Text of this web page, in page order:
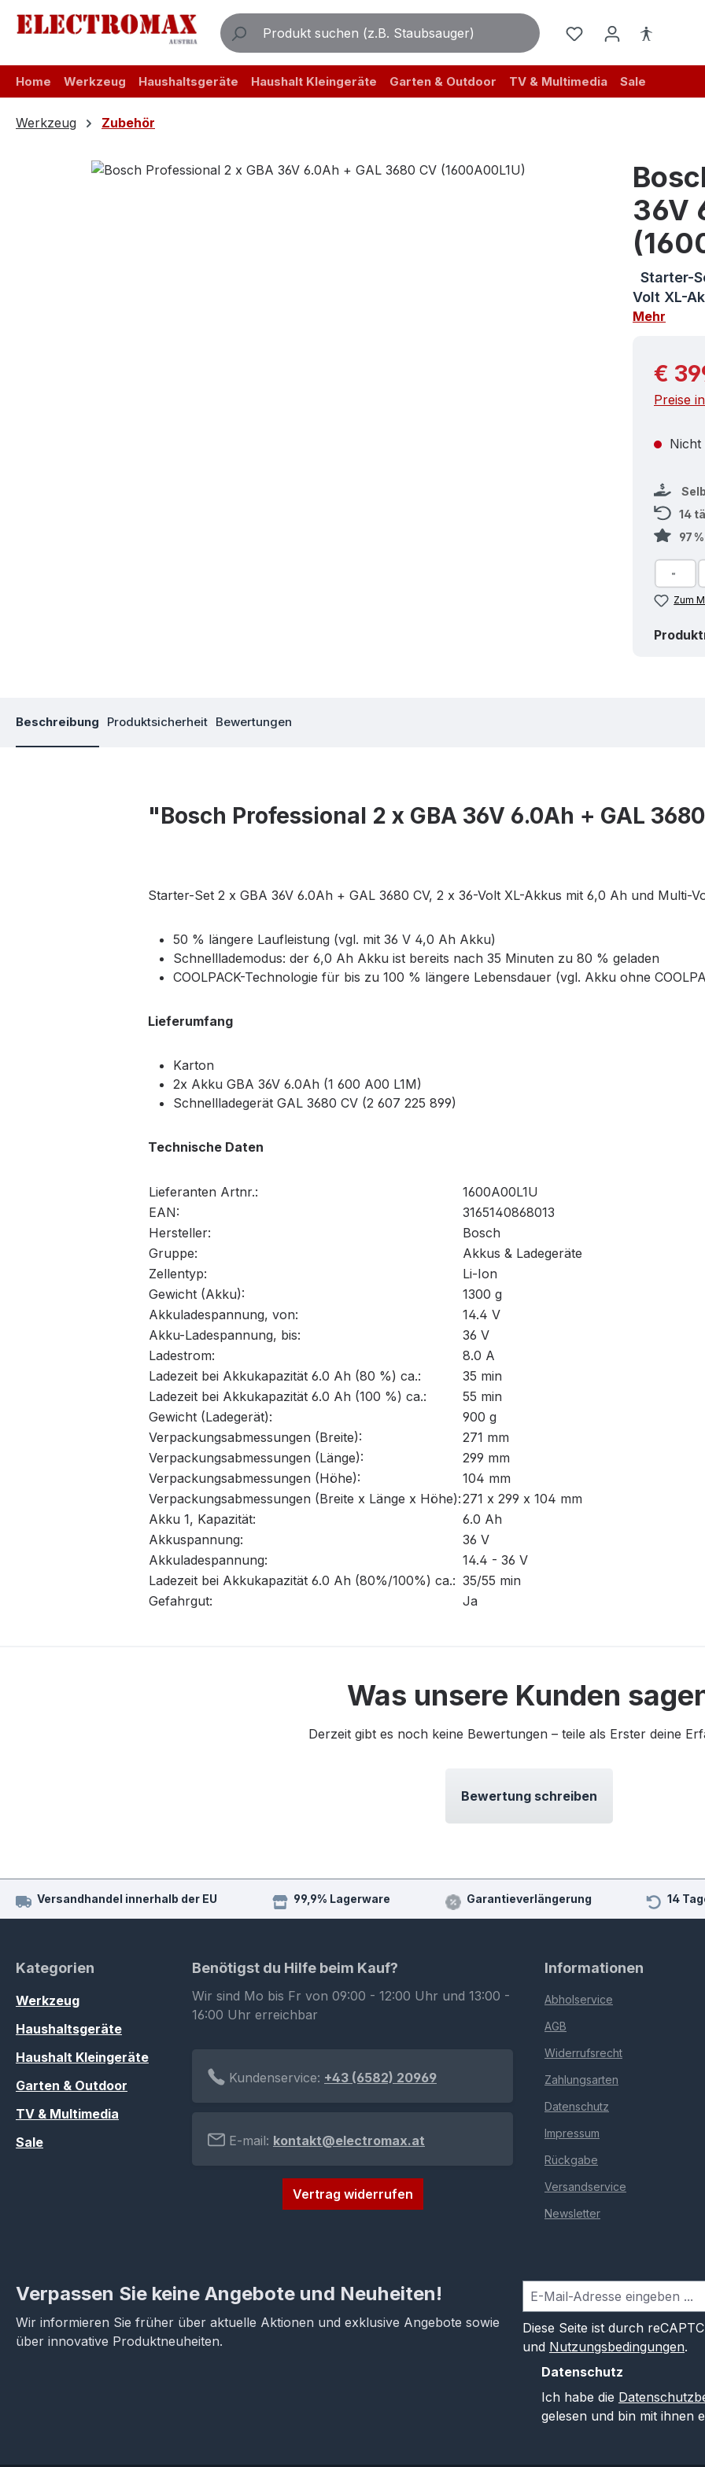
Hauptinhalt springen
Zur Suche springen
Zur Hauptnavigation springen
Home Werkzeug Haushaltsgeräte Haushalt Kleingeräte Garten & Outdoor TV & Multimedia Sale
Werkzeug Zubehör
Bildergalerie überspringen
36V
Starter-
Volt XL-
Mehr
€
Preise
14
97
Zum
Beschreibung Produktsicherheit Bewertungen
"Bosch Professional 2 x GBA 36V 6.0Ah + GAL
Starter-Set 2 x GBA 36V 6.0Ah + GAL 3680 CV, 2 x 36-Volt XL-Akkus mit 6,0 Ah und Multi-
50 % längere Laufleistung (vgl. mit 36 V 4,0 Ah Akku)
Schnelllademodus: der 6,0 Ah Akku ist bereits nach 35 Minuten zu 80 % geladen
COOLPACK-Technologie für bis zu 100 % längere Lebensdauer (vgl. Akku ohne
Lieferumfang
Karton
2x Akku GBA 36V 6.0Ah (1 600 A00 L1M)
Schnellladegerät GAL 3680 CV (2 607 225 899)
Technische Daten
Lieferanten Artnr.:
1600A00L1U
EAN:
3165140868013
Hersteller:
Bosch
Gruppe:
Akkus & Ladegeräte
Zellentyp:
Li-Ion
Gewicht (Akku):
1300 g
Akkuladespannung, von:
14.4 V
Akku-Ladespannung, bis:
36 V
Ladestrom:
8.0 A
Ladezeit bei Akkukapazität 6.0 Ah (80 %) ca.:
35 min
Ladezeit bei Akkukapazität 6.0 Ah (100 %) ca.:
55 min
Gewicht (Ladegerät):
900 g
Verpackungsabmessungen (Breite):
271 mm
Verpackungsabmessungen (Länge):
299 mm
Verpackungsabmessungen (Höhe):
104 mm
Verpackungsabmessungen (Breite x Länge x Höhe):271 x 299 x 104 mm
Akku 1, Kapazität:
6.0 Ah
Akkuspannung:
36 V
Akkuladespannung:
14.4 - 36 V
Ladezeit bei Akkukapazität 6.0 Ah (80%/100%) ca.: 35/55 min
Gefahrgut:
Ja
Was unsere Kunden
Derzeit gibt es noch keine Bewertungen – teile als Erster deine
Bewertung schreiben
Versandhandel innerhalb der EU 99,9% Lagerware Garantieverlängerung 14
Kategorien
Werkzeug
Haushaltsgeräte
Haushalt Kleingeräte
Garten & Outdoor
TV & Multimedia
Sale
Benötigst du Hilfe beim Kauf?
Wir sind Mo bis Fr von 09:00 - 12:00 Uhr und 13:00 -
16:00 Uhr erreichbar
Kundenservice: +43 (6582) 20969
E-mail: kontakt@electromax.at
Vertrag widerrufen
Informationen
Abholservice
AGB
Widerrufsrecht
Zahlungsarten
Datenschutz
Impressum
Rückgabe
Versandservice
Newsletter
Verpassen Sie keine Angebote und Neuheiten!
Wir informieren Sie früher über aktuelle Aktionen und exklusive Angebote sowie
über innovative Produktneuheiten.
Diese Seite ist durch
und Nutzungsbedingungen.
Datenschutz
Ich habe die
gelesen und bin mit ihnen